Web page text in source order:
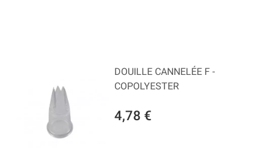
4,78 €
DOUILLE CANNELÉE F -
COPOLYESTER